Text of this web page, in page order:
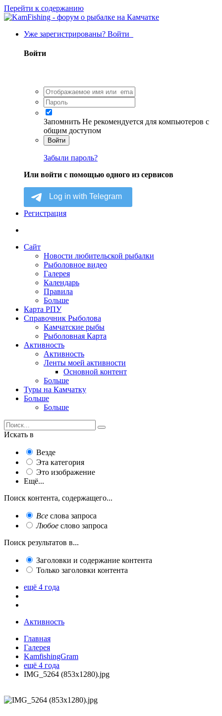
Перейти к содержанию
Уже зарегистрированы? Войти
Войти
Запомнить Не рекомендуется для компьютеров с
общим доступом
Войти
Забыли пароль?
Или войти с помощью одного из сервисов
Регистрация
Сайт
Новости любительской рыбалки
Рыболовное видео
Галерея
Календарь
Правила
Больше
Карта РПУ
Справочник Рыболова
Камчатские рыбы
Рыболовная Карта
Активность
Активность
Ленты моей активности
Основной контент
Больше
Туры на Камчатку
Больше
Больше
Искать в
Везде
Эта категория
Это изображение
Ещё...
Поиск контента, содержащего...
Все слова запроса
Любое слово запроса
Поиск результатов в...
Заголовки и содержание контента
Только заголовки контента
ещё 4 года
Активность
Главная
Галерея
KamfishingGram
ещё 4 года
IMG_5264 (853x1280).jpg